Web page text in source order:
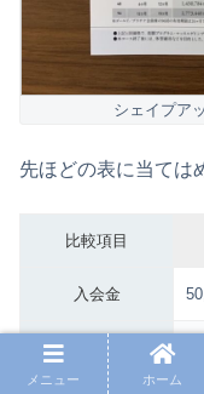
シェイプア
先ほどの表に当ては
比較項目
入会金
2ヶ月コース
メニュー ホーム